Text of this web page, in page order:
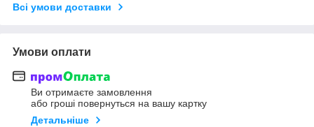
Всі умови доставки
Умови оплати
Ви отримаєте замовлення
або гроші повернуться на вашу картку
Детальніше